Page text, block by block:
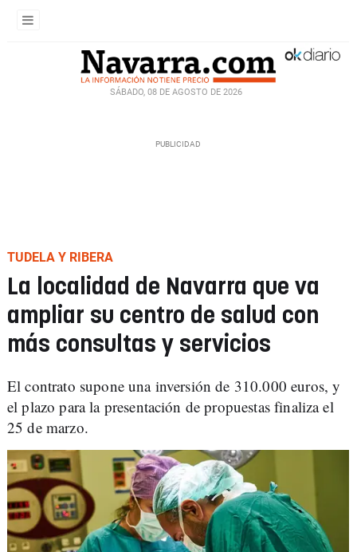
SÁBADO, 08 DE AGOSTO DE 2026
TUDELA Y RIBERA
La localidad de Navarra que va
ampliar su centro de salud con
más consultas y servicios
El contrato supone una inversión de 310.000 euros, y
el plazo para la presentación de propuestas finaliza el
25 de marzo.